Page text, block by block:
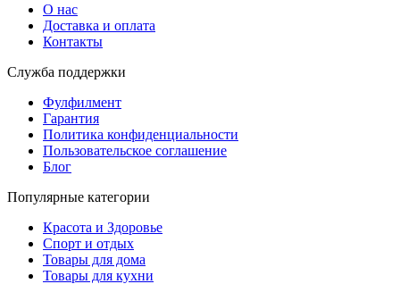
О нас
Доставка и оплата
Контакты
Служба поддержки
Фулфилмент
Гарантия
Политика конфиденциальности
Пользовательское соглашение
Блог
Популярные категории
Красота и Здоровье
Спорт и отдых
Товары для дома
Товары для кухни